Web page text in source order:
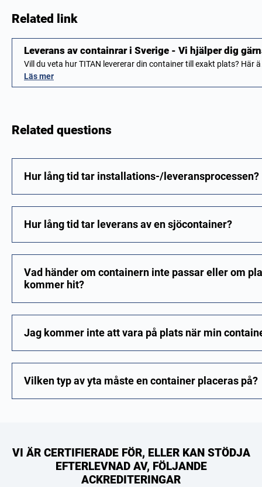
Related link
Leverans av containrar i Sverige - Vi hjälper dig
Vill du veta hur TITAN levererar din container till exakt plats? Här
Läs mer
Related questions
Hur lång tid tar installations-/leveransprocessen?
Hur lång tid tar leverans av en sjöcontainer?
Vad händer om containern inte passar eller om
kommer hit?
Jag kommer inte att vara på plats när min
Vilken typ av yta måste en container placeras på?
VI ÄR CERTIFIERADE FÖR, ELLER KAN STÖDJA
EFTERLEVNAD AV, FÖLJANDE
ACKREDITERINGAR